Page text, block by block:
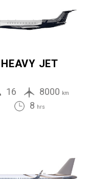
HEAVY JET
16 8000 km
8 hrs